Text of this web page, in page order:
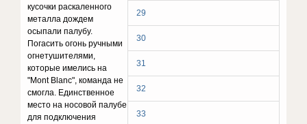
29
30
31
32
33
кусочки раскаленного
металла дождем
осыпали палубу.
Погасить огонь ручными
огнетушителями,
которые имелись на
"Mont Blanc", команда не
смогла. Единственное
место на носовой палубе
для подключения